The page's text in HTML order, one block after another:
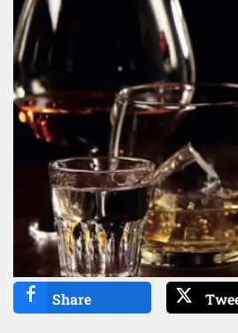
Share